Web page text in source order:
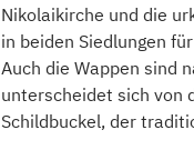
Nikolaikirche und die
in beiden Siedlungen
Auch die Wappen sind
unterscheidet sich von
Schildbuckel, der